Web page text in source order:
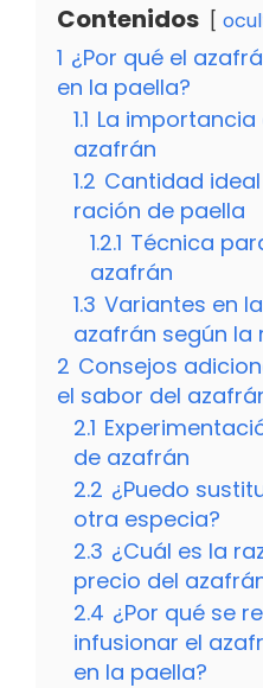
Contenidos
1 ¿Por qué el
en la paella?
1.1 La
azafrán
1.2 Cantidad
ración de paella
1.2.1 Técnica
azafrán
1.3 Variantes en
azafrán según la
2 Consejos
el sabor del
2.1
de azafrán
2.2 ¿Puedo
otra especia?
2.3 ¿Cuál es la
precio del
2.4 ¿Por qué se
infusionar el
en la paella?